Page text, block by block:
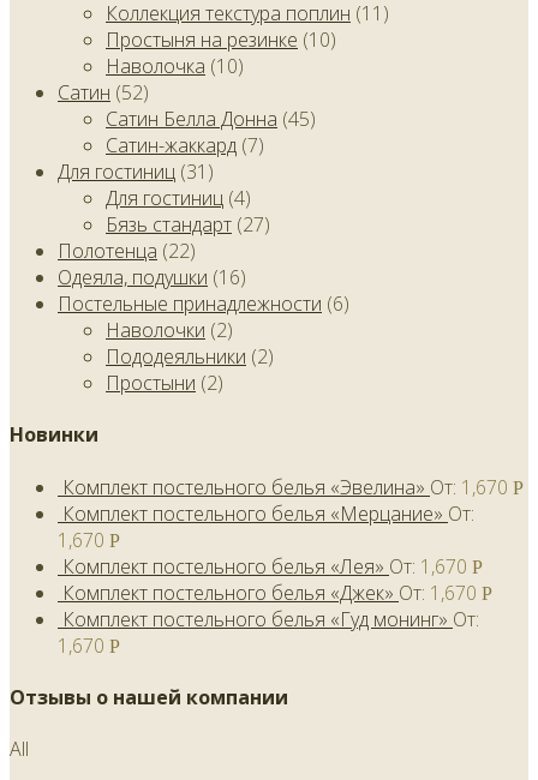
Коллекция текстура поплин (11)
Простыня на резинке (10)
Наволочка (10)
Сатин (52)
Сатин Белла Донна (45)
Сатин-жаккард (7)
Для гостиниц (31)
Для гостиниц (4)
Бязь стандарт (27)
Полотенца (22)
Одеяла, подушки (16)
Постельные принадлежности (6)
Наволочки (2)
Пододеяльники (2)
Простыни (2)
Новинки
Комплект постельного белья «Эвелина» От: 1,670 Р
Комплект постельного белья «Мерцание» От:
1,670 Р
Комплект постельного белья «Лея» От: 1,670 Р
Комплект постельного белья «Джек» От: 1,670 Р
Комплект постельного белья «Гуд монинг» От:
1,670 Р
Отзывы о нашей компании
All